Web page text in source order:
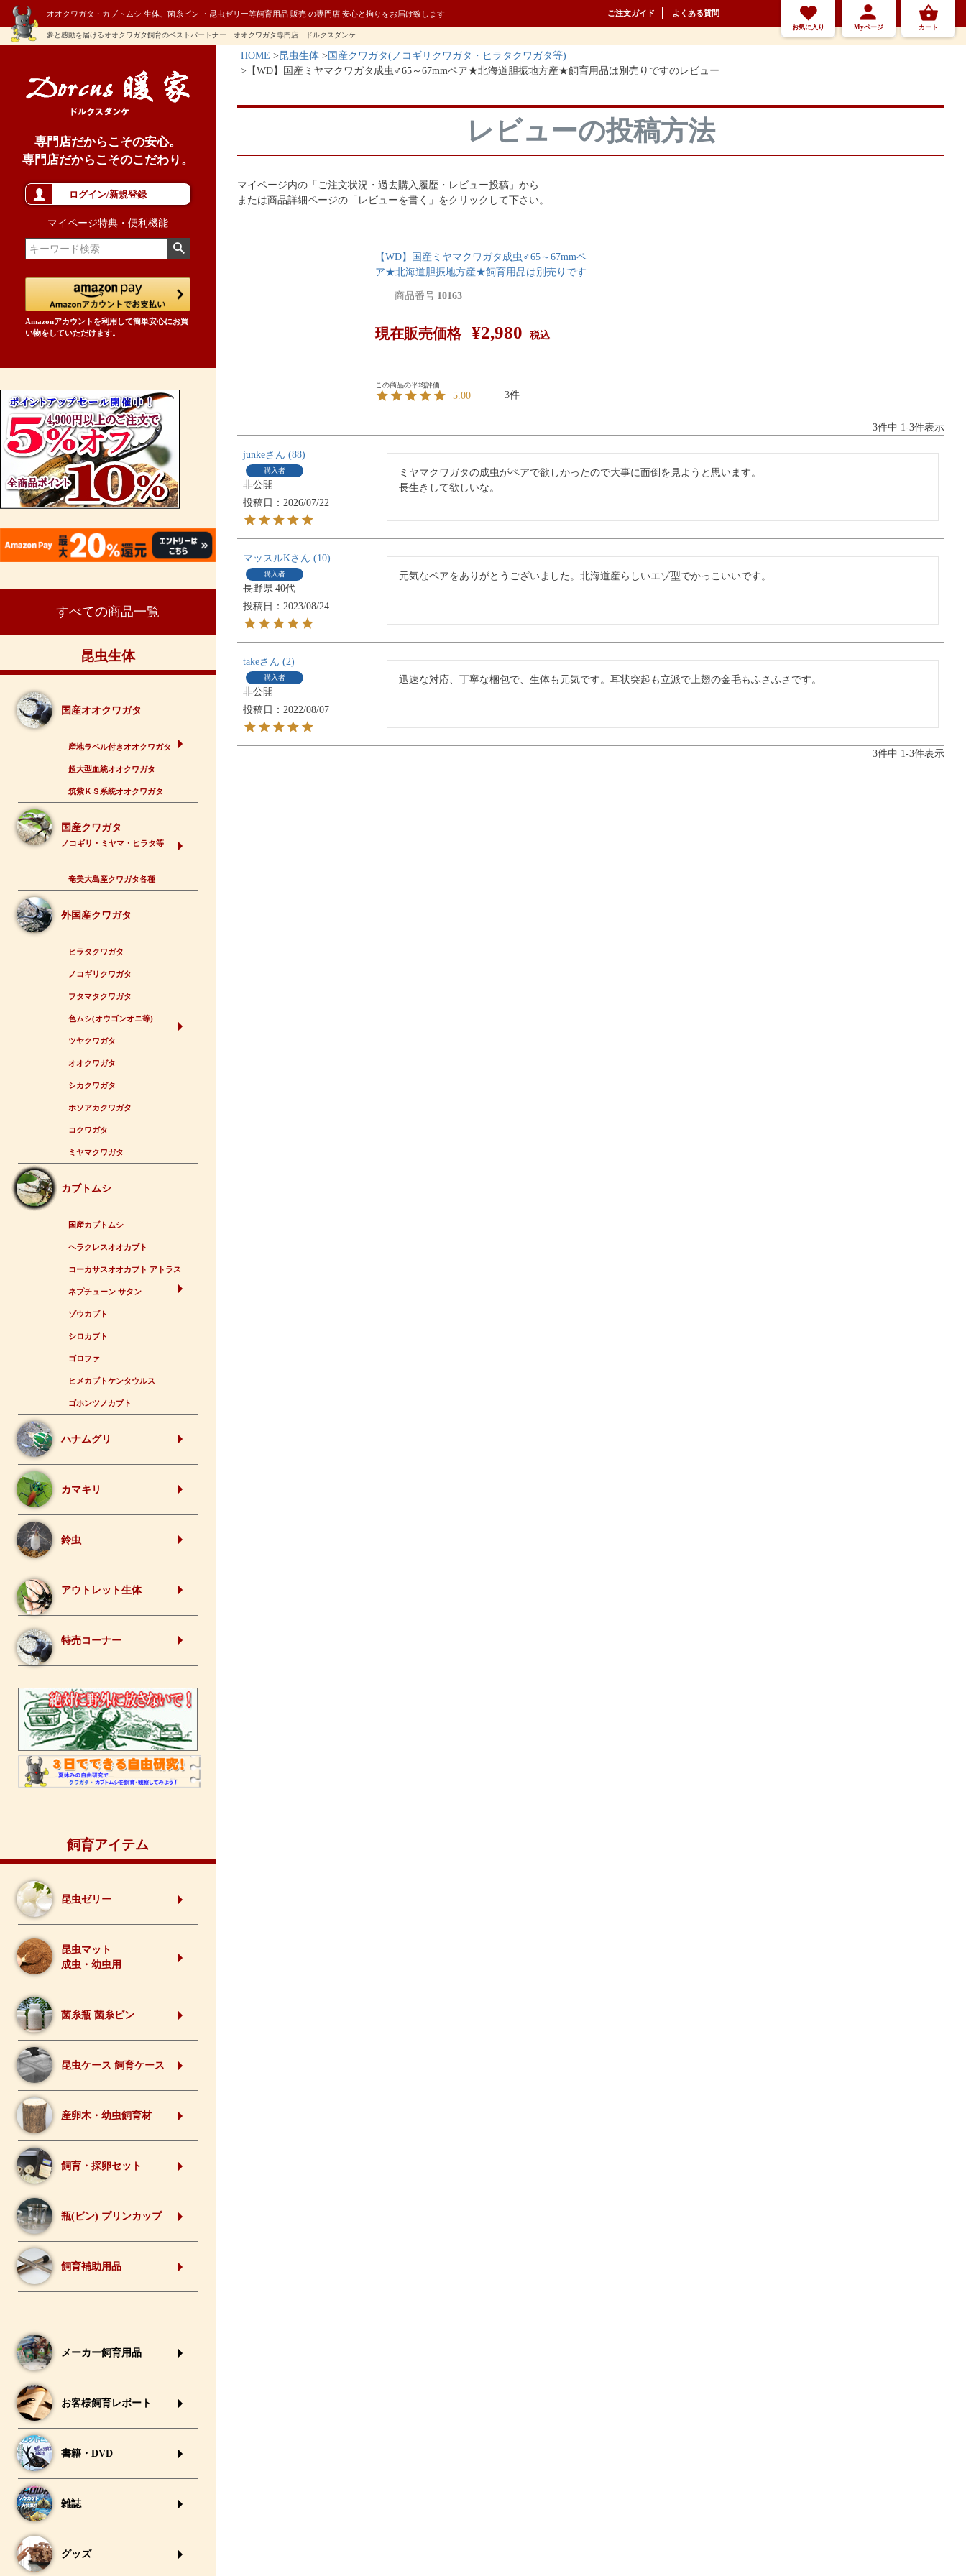
オオクワガタ・カブトムシ 生体、菌糸ビン ・昆虫ゼリー等飼育用品 販売 の専門店 安心と拘りをお届け致します ご注文ガイド よくある質問
夢と感動を届けるオオクワガタ飼育のベストパートナー オオクワガタ専門店 ドルクスダンケ
お気に入り Myページ カート
専門店だからこその安心。
専門店だからこそのこだわり。
ログイン/新規登録
マイページ特典・便利機能
Amazonアカウントを利用して簡単安心にお買
い物をしていただけます。
すべての商品一覧
昆虫生体
国産オオクワガタ
産地ラベル付きオオクワガタ
超大型血統オオクワガタ
筑紫ＫＳ系統オオクワガタ
国産クワガタ
ノコギリ・ミヤマ・ヒラタ等
奄美大島産クワガタ各種
外国産クワガタ
ヒラタクワガタ
ノコギリクワガタ
フタマタクワガタ
色ムシ(オウゴンオニ等)
ツヤクワガタ
オオクワガタ
シカクワガタ
ホソアカクワガタ
コクワガタ
ミヤマクワガタ
カブトムシ
国産カブトムシ
ヘラクレスオオカブト
コーカサスオオカブト アトラス
ネプチューン サタン
ゾウカブト
シロカブト
ゴロファ
ヒメカブトケンタウルス
ゴホンツノカブト
ハナムグリ
カマキリ
鈴虫
アウトレット生体
特売コーナー
飼育アイテム
昆虫ゼリー
昆虫マット
成虫・幼虫用
菌糸瓶 菌糸ビン
昆虫ケース 飼育ケース
産卵木・幼虫飼育材
飼育・採卵セット
瓶(ビン) プリンカップ
飼育補助用品
メーカー飼育用品
お客様飼育レポート
書籍・DVD
雑誌
グッズ
HOME 昆虫生体
国産クワガタ(ノコギリクワガタ・ヒラタクワガタ等)
【WD】国産ミヤマクワガタ成虫♂65～67mmペア★北海道胆振地方産★飼育用品は別売りですのレビュー
レビューの投稿方法
マイページ内の「ご注文状況・過去購入履歴・レビュー投稿」から
または商品詳細ページの「レビューを書く」をクリックして下さい。
【WD】国産ミヤマクワガタ成虫♂65～67mmペ
ア★北海道胆振地方産★飼育用品は別売りです
商品番号 10163
現在販売価格 ¥2,980 税込
5.00 3
3件中 1-3件表示
junke 88
購入者
非公開
投稿日
2026/07/22
ミヤマクワガタの成虫がペアで欲しかったので大事に面倒を見ようと思います。
長生きして欲しいな。
マッスルK 10
購入者
長野県 40代
投稿日
2023/08/24
元気なペアをありがとうございました。北海道産らしいエゾ型でかっこいいです。
take 2
購入者
非公開
投稿日
2022/08/07
迅速な対応、丁寧な梱包で、生体も元気です。耳状突起も立派で上翅の金毛もふさふさです。
3件中 1-3件表示